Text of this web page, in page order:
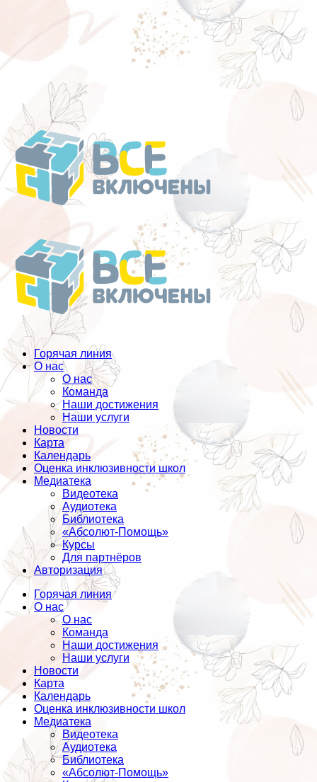
Перейти
к
содержанию
Горячая линия
О нас
О нас
Команда
Наши достижения
Наши услуги
Новости
Карта
Календарь
Оценка инклюзивности школ
Медиатека
Видеотека
Аудиотека
Библиотека
«Абсолют-Помощь»
Курсы
Для партнёров
Авторизация
Горячая линия
О нас
О нас
Команда
Наши достижения
Наши услуги
Новости
Карта
Календарь
Оценка инклюзивности школ
Медиатека
Видеотека
Аудиотека
Библиотека
«Абсолют-Помощь»